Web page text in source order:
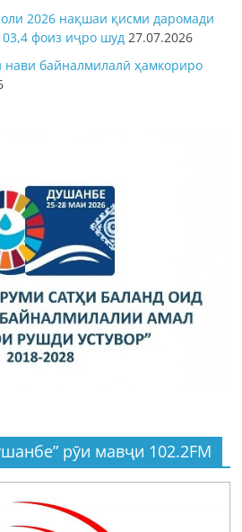
2026 нақшаи қисми даромади
фоиз иҷро шуд 27.07.2026
байналмилалӣ ҳамкориро
рӯи мавҷи 102.2FM